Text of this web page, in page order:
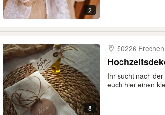
2
8
50226 Frechen
Ihr sucht nach
euch hier einen